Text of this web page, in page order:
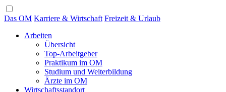
Das OM Karriere & Wirtschaft Freizeit & Urlaub
Arbeiten
Übersicht
Top-Arbeitgeber
Praktikum im OM
Studium und Weiterbildung
Ärzte im OM
Wirtschaftsstandort